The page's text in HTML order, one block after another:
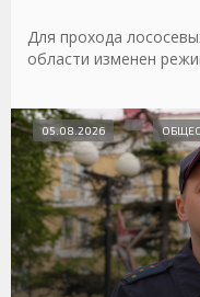
Для прохода
области изменен
05.08.2026